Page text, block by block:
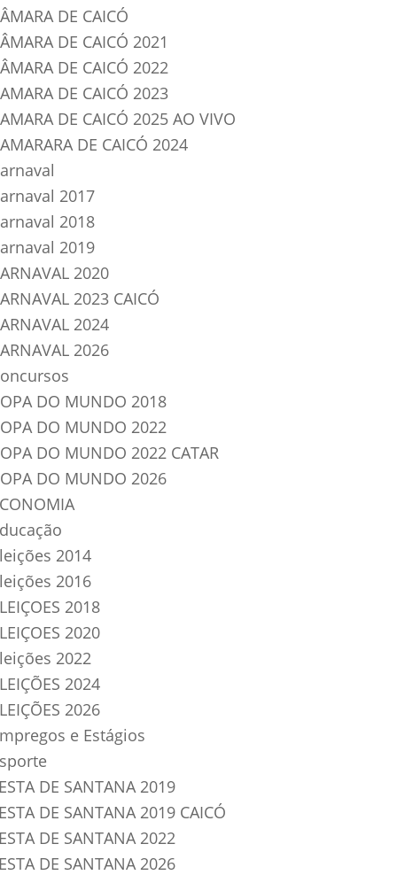
DE CAICÓ
DE CAICÓ 2021
DE CAICÓ 2022
DE CAICÓ 2023
DE CAICÓ 2025 AO VIVO
DE CAICÓ 2024
2017
2018
2019
2020
2023 CAICÓ
2024
2026
DO MUNDO 2018
DO MUNDO 2022
DO MUNDO 2022 CATAR
DO MUNDO 2026
2014
2016
2018
2020
2022
2024
2026
e Estágios
DE SANTANA 2019
DE SANTANA 2019 CAICÓ
DE SANTANA 2022
DE SANTANA 2026